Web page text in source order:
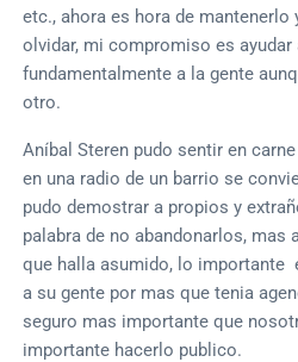
etc., ahora es hora de
olvidar, mi compromiso es ayudar
fundamentalmente a la gente
otro.
Aníbal Steren pudo sentir en
en una radio de un barrio se
pudo demostrar a propios y
palabra de no abandonarlos, mas
que halla asumido, lo importante
a su gente por mas que tenia
seguro mas importante que
importante hacerlo publico.